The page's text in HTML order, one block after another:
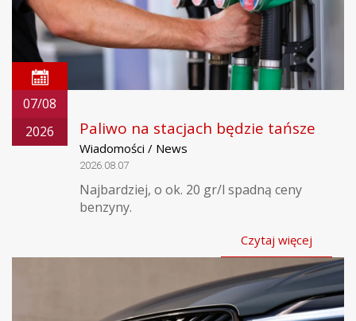
07/08
2026
Paliwo na stacjach będzie tańsze
Wiadomości / News
2026.08.07
Najbardziej, o ok. 20 gr/l spadną ceny
benzyny.
Czytaj więcej